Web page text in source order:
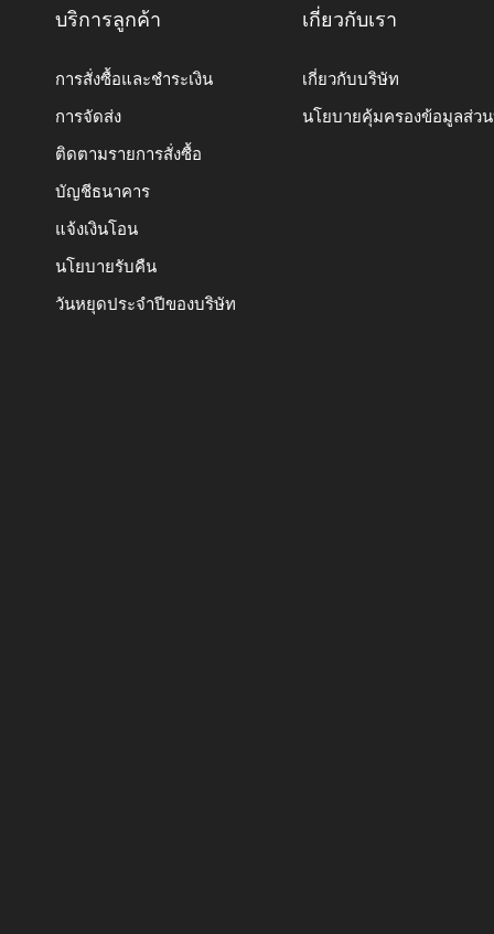
บริการลูกค้า
การสั่งซื้อและชำระเงิน
การจัดส่ง
ติดตามรายการสั่งซื้อ
บัญชีธนาคาร
แจ้งเงินโอน
นโยบายรับคืน
วันหยุดประจำปีของบริษัท
เกี่ยวกับเรา
เกี่ยวกับบริษัท
นโยบายคุ้มครองข้อมูลส่ว